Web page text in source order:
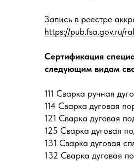
Запись в реестре
https://pub.fsa.gov.ru/
Сертификация
следующим видам
111 Сварка ручная
114 Сварка дуговая
121 Сварка дуговая
125 Сварка дуговая
131 Сварка дуговая
132 Сварка дуговая